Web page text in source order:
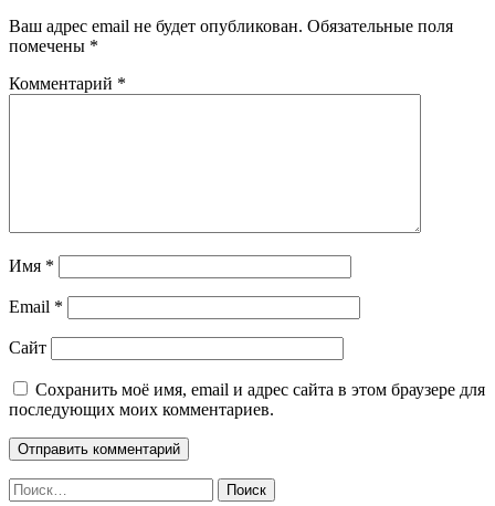
Ваш адрес email не будет опубликован. Обязательные поля
помечены *
Комментарий *
Имя *
Email *
Сайт
Сохранить моё имя, email и адрес сайта в этом браузере для
последующих моих комментариев.
Найти: